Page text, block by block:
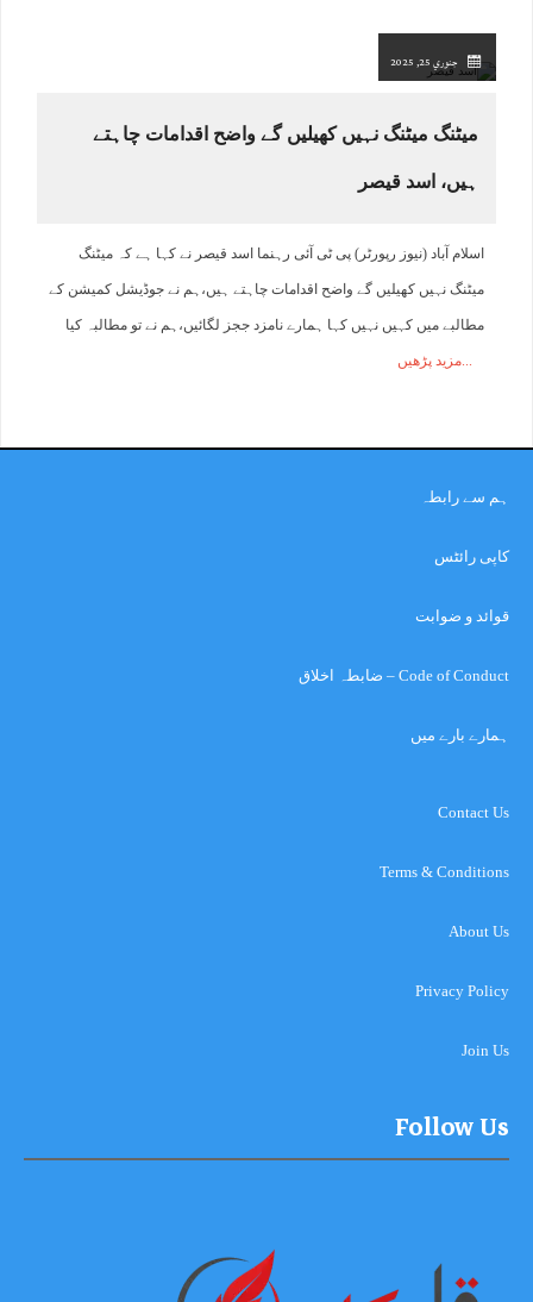
جنوري 25, 2025
میٹنگ میٹنگ نہیں کھیلیں گے واضح اقدامات چاہتے
ہیں، اسد قیصر
اسلام آباد (نیوز رپورٹر) پی ٹی آئی رہنما اسد قیصر نے کہا ہے کہ میٹنگ
میٹنگ نہیں کھیلیں گے واضح اقدامات چاہتے ہیں،ہم نے جوڈیشل کمیشن کے
مطالبے میں کہیں نہیں کہا ہمارے نامزد ججز لگائیں،ہم نے تو مطالبہ کیا
مزید پڑھیں
ہم سے رابطہ
کاپی رائٹس
قوائد و ضوابت
Code of Conduct – ضابطہ اخلاق
ہمارے بارے میں
Contact Us
Terms & Conditions
About Us
Privacy Policy
Join Us
Follow Us